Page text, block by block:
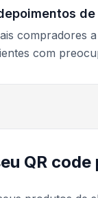
compradores
com
QR